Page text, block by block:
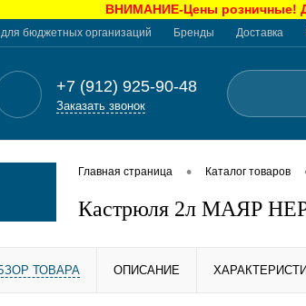
ВНИМАНИЕ-Цены розничные!
бюджетных организаций Бренды Доставка
+7 (912) 925-90-48
Заказать звонок
Главная страница • Каталог товаров
Кастрюля 2л МАЯР
ТОВАРА ОПИСАНИЕ